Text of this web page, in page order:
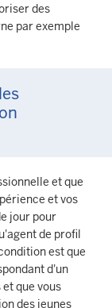
des
par exemple
et que
et vos
jour pour
de profil
est que
d'un
que vous
des jeunes